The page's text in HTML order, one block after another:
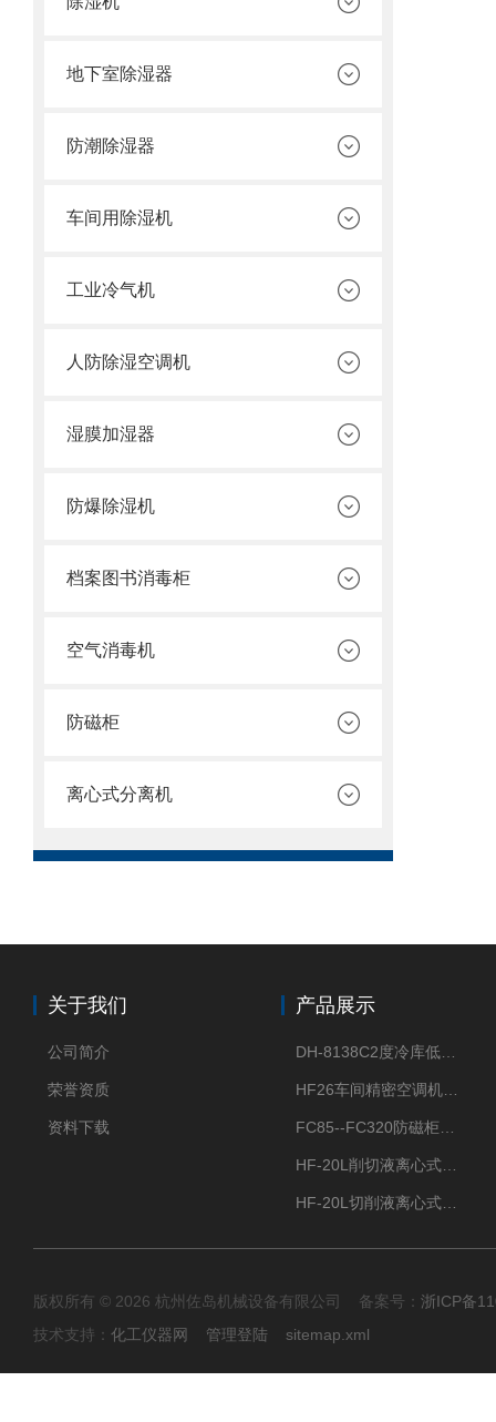
地下室除湿器
防潮除湿器
车间用除湿机
工业冷气机
人防除湿空调机
湿膜加湿器
防爆除湿机
档案图书消毒柜
空气消毒机
防磁柜
离心式分离机
关于我们
公司简介
荣誉资质
资料下载
产品展示
版权所有 © 2026 杭州佐岛机械设备有限公司 备案号： 浙ICP备
技术支持： 化工仪器网 管理登陆 sitemap.xml